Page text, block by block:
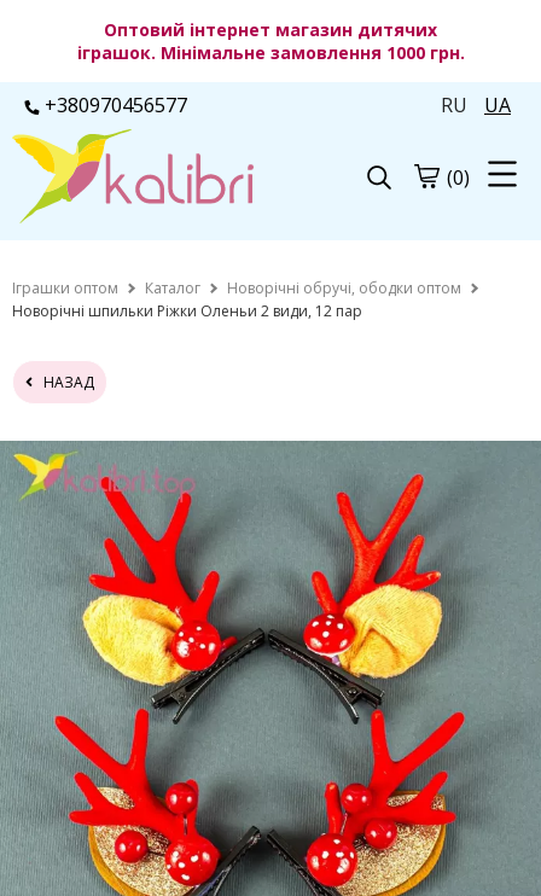
Оптовий інтернет магазин дитячих
іграшок. Мінімальне замовлення 1000 грн.
+380970456577 RU UA
(0)
Іграшки оптом Каталог
Новорічні обручі, ободки оптом
Новорічні шпильки Ріжки Оленьи 2 види, 12 пар
НАЗАД